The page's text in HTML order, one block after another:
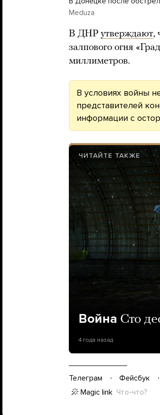
Meduza
В ДНР утверждают,
залпового огня
миллиметров.
В условиях войны
представителей
информации с
ЧИТАЙТЕ ТАКЖЕ
Война Сто
4 года назад
Телеграм Фейсбук
Magic link Что-что?